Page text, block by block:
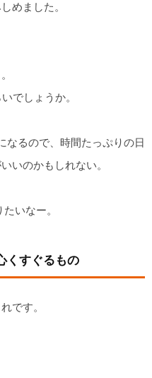
めました。
でしょうか。
なるので、時間たっぷりの日
いのかもしれない。
いなー。
くすぐるもの
です。